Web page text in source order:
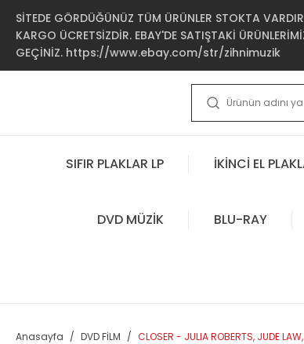
SİTEDE GÖRDÜĞÜNÜZ TÜM ÜRÜNLER STOKTA
KARGO ÜCRETSİZDİR. EBAY'DE SATIŞTAKİ
GEÇİNİZ. https://www.ebay.com/str/zihnimuzik
SIFIR PLAKLAR LP İKİNCİ EL
DVD MÜZİK BLU-RAY
Anasayfa DVD FİLM CLOSER - JULIA ROBERTS, JUDE